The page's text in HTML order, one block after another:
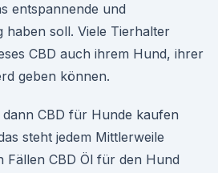
entspannende und
haben soll. Viele Tierhalter
CBD auch ihrem Hund, ihrer
geben können.
dann CBD für Hunde kaufen
steht jedem Mittlerweile
Fällen CBD Öl für den Hund